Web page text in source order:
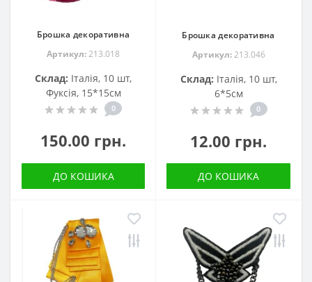
Брошка декоративна
Артикул:213.018
Склад: Італія, 10 шт,
Фуксія, 15*15см
0
150.00 грн.
ДО КОШИКА
Брошка декоративна
Артикул:213.046
Склад: Італія, 10 шт,
6*5см
0
12.00 грн.
ДО КОШИКА